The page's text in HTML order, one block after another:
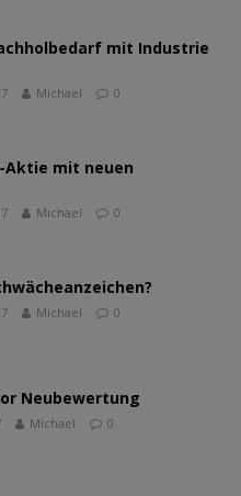
mit Industrie
Michael 0
mit neuen
Michael 0
Michael 0
Neubewertung
Michael 0